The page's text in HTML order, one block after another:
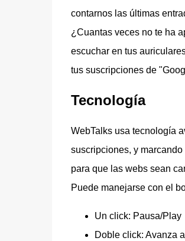
contarnos las últimas
¿Cuantas veces no te ha
escuchar en tus
tus suscripciones de
Tecnología
WebTalks usa tecnología
suscripciones, y
para que las webs sean
Puede manejarse con el
Un click: Pausa/Play
Doble click: Avanza